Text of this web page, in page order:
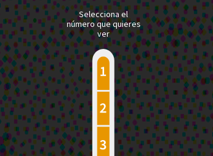
Selecciona el
número que quieres
ver